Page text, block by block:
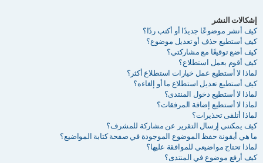
إشكالات النشر
كيف أنشر موضوعًا جديدًا أو أكتب ردًا؟
كيف أستطيع حذف أو تعديل موضوع؟
كيف أضع توقيعًا مع مشاركتي؟
كيف أقوم بعمل استطلاع؟
لماذا لا أستطيع عمل خيارات استطلاع أكثر؟
كيف أستطيع تعديل استطلاع ما أو إلغاءه؟
لماذا لا أستطيع دخول المنتدى؟
لماذا لا أستطيع إضافة المرفقات؟
لماذا أتلقى تحذيرات؟
كيف يمكنني إرسال التقرير عن مشاركة للمشرف؟
ما هي أيقونة حفظ الموضوع الموجودة في صفحة كتابة المواضيع؟
لماذا تحتاج مواضيعي للموافقة عليها؟
كيف أرفع موضوع في المنتدى؟